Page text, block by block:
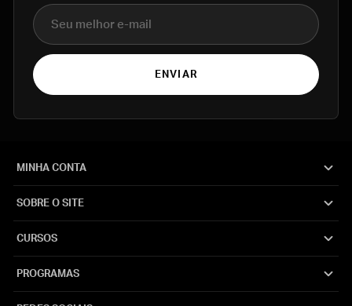
E-mail
ENVIAR
MINHA CONTA
SOBRE O SITE
CURSOS
PROGRAMAS